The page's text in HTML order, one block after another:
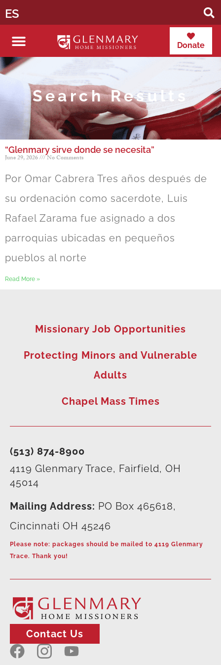
ES
Donate
Search Results
“Glenmary sirve donde se necesita”
June 29, 2026 No Comments
Por Omar Cabrera Tres años después de
su ordenación como sacerdote, Luis
Rafael Zarama fue asignado a dos
parroquias ubicadas en pequeños
pueblos al norte
Read More »
Contact Us
(513) 874-8900
4119 Glenmary Trace, Fairfield, OH
45014
Mailing Address: PO Box 465618,
Cincinnati OH 45246
Please note: packages should be mailed to 4119 Glenmary
Trace. Thank you!
Missionary Job Opportunities
Protecting Minors and Vulnerable
Adults
Chapel Mass Times